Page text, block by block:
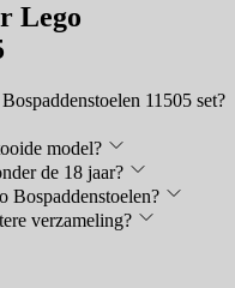
Lego
11505 set?
model?
de 18 jaar?
Bospaddenstoelen?
verzameling?